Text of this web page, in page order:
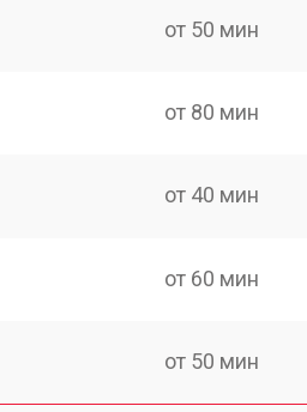
от 50 мин
от 80 мин
от 40 мин
от 60 мин
от 50 мин